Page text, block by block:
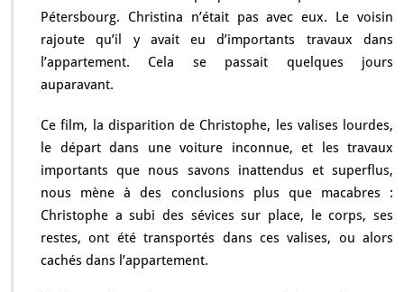
Pétersbourg. Christina n’était pas avec eux. Le voisin
rajoute qu’il y avait eu d’importants travaux dans
l’appartement. Cela se passait quelques jours
auparavant.
Ce film, la disparition de Christophe, les valises lourdes,
le départ dans une voiture inconnue, et les travaux
importants que nous savons inattendus et superflus,
nous mène à des conclusions plus que macabres :
Christophe a subi des sévices sur place, le corps, ses
restes, ont été transportés dans ces valises, ou alors
cachés dans l’appartement.